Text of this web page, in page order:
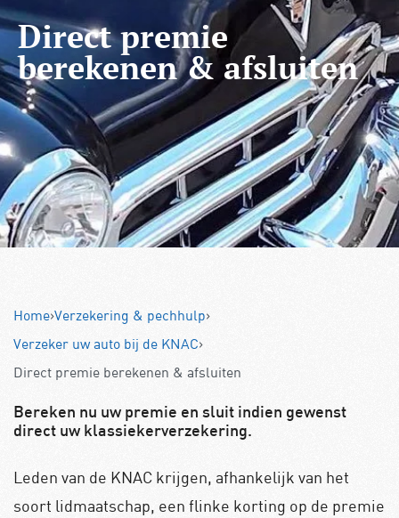
Direct premie
berekenen & afsluiten
Home›Verzekering & pechhulp›
Verzeker uw auto bij de KNAC›
Direct premie berekenen & afsluiten
Bereken nu uw premie en sluit indien gewenst
direct uw klassiekerverzekering.
Leden van de KNAC krijgen, afhankelijk van het
soort lidmaatschap, een flinke korting op de premie